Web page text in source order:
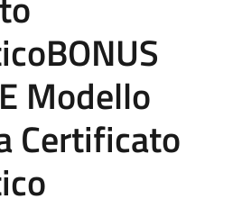
Modello
Certificato